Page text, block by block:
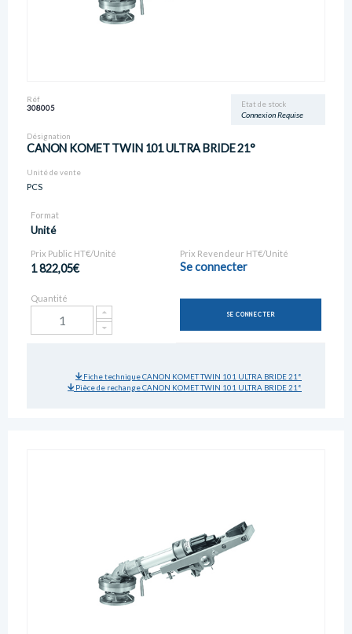
Etat de stock
Connexion Requise
Réf
308005
Désignation
CANON KOMET TWIN 101 ULTRA BRIDE 21°
Unité de vente
PCS
Format
Unité
Prix Public HT€/Unité
1 822,05€
Prix Revendeur HT€/Unité
Se connecter
Quantité
SE CONNECTER
Fiche technique CANON KOMET TWIN 101 ULTRA BRIDE 21°
Pièce de rechange CANON KOMET TWIN 101 ULTRA BRIDE 21°